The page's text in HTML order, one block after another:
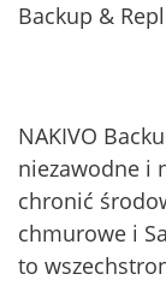
Backup &
NAKIVO
niezawodne i
chronić
chmurowe i
to